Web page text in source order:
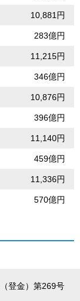
10,881円
283億円
11,215円
346億円
10,876円
396億円
11,140円
459億円
11,336円
570億円
登金）第269号